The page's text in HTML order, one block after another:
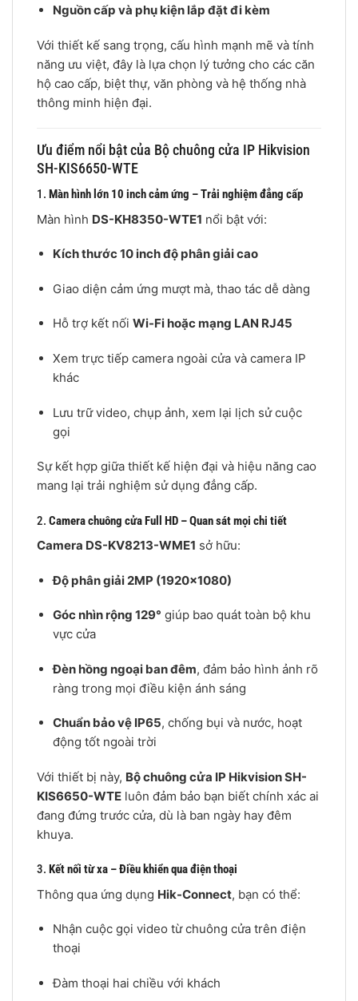
Nguồn cấp và phụ kiện lắp đặt đi kèm
Với thiết kế sang trọng, cấu hình mạnh mẽ và tính
năng ưu việt, đây là lựa chọn lý tưởng cho các căn
hộ cao cấp, biệt thự, văn phòng và hệ thống nhà
thông minh hiện đại.
Ưu điểm nổi bật của Bộ chuông cửa IP Hikvision
SH-KIS6650-WTE
1. Màn hình lớn 10 inch cảm ứng – Trải nghiệm đẳng cấp
Màn hình DS-KH8350-WTE1 nổi bật với:
Kích thước 10 inch độ phân giải cao
Giao diện cảm ứng mượt mà, thao tác dễ dàng
Hỗ trợ kết nối Wi-Fi hoặc mạng LAN RJ45
Xem trực tiếp camera ngoài cửa và camera IP
khác
Lưu trữ video, chụp ảnh, xem lại lịch sử cuộc
gọi
Sự kết hợp giữa thiết kế hiện đại và hiệu năng cao
mang lại trải nghiệm sử dụng đẳng cấp.
2. Camera chuông cửa Full HD – Quan sát mọi chi tiết
Camera DS-KV8213-WME1 sở hữu:
Độ phân giải 2MP (1920×1080)
Góc nhìn rộng 129° giúp bao quát toàn bộ khu
vực cửa
Đèn hồng ngoại ban đêm, đảm bảo hình ảnh rõ
ràng trong mọi điều kiện ánh sáng
Chuẩn bảo vệ IP65, chống bụi và nước, hoạt
động tốt ngoài trời
Với thiết bị này, Bộ chuông cửa IP Hikvision SH-
KIS6650-WTE luôn đảm bảo bạn biết chính xác ai
đang đứng trước cửa, dù là ban ngày hay đêm
khuya.
3. Kết nối từ xa – Điều khiển qua điện thoại
Thông qua ứng dụng Hik-Connect, bạn có thể:
Nhận cuộc gọi video từ chuông cửa trên điện
thoại
Đàm thoại hai chiều với khách